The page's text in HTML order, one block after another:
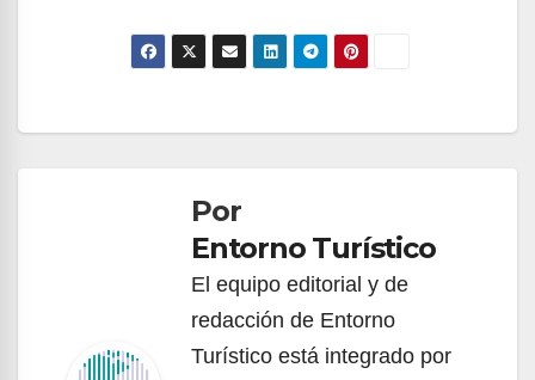
entradasPor
Entorno Turístico
El equipo editorial y de
redacción de Entorno
Turístico está integrado por